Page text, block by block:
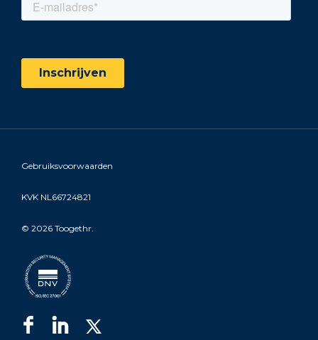
Gebruiksvoorwaarden
KVK NL66724821
© 2026 Toogethr.